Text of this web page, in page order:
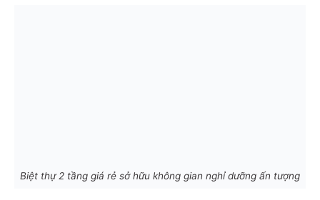
Biệt thự 2 tầng giá rẻ sở hữu không gian nghỉ dưỡng ấn tượng